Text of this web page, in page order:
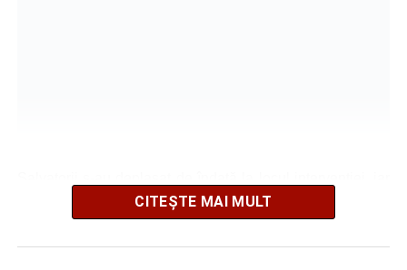
după o operațiune de scurtă durată au reușit să extragă
animalul în siguranță. Cățelul a fost scos teafăr și
nevătămat, spre bucuria celor care au asistat la
CITEȘTE MAI MULT